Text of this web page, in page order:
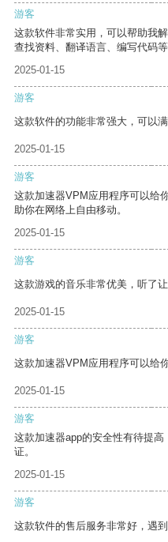
游客
这款软件非常实用，可以帮助我
查找资料、翻译语言、编写代码等
2025-01-15
游客
这款软件的功能非常强大，可以
2025-01-15
游客
这款加速器VPM应用程序可以给
助你在网络上自由移动。
2025-01-15
游客
这款游戏的音乐非常优美，听了让
2025-01-15
游客
这款加速器VPM应用程序可以给
2025-01-15
游客
这款加速器app的安全性有待提
证。
2025-01-15
游客
这款软件的售后服务非常好，遇